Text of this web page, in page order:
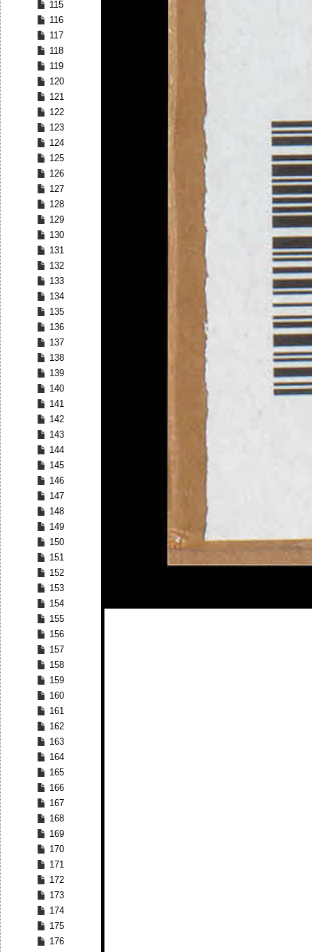
115
116
117
118
119
120
121
122
123
124
125
126
127
128
129
130
131
132
133
134
135
136
137
138
139
140
141
142
143
144
145
146
147
148
149
150
151
152
153
154
155
156
157
158
159
160
161
162
163
164
165
166
167
168
169
170
171
172
173
174
175
176